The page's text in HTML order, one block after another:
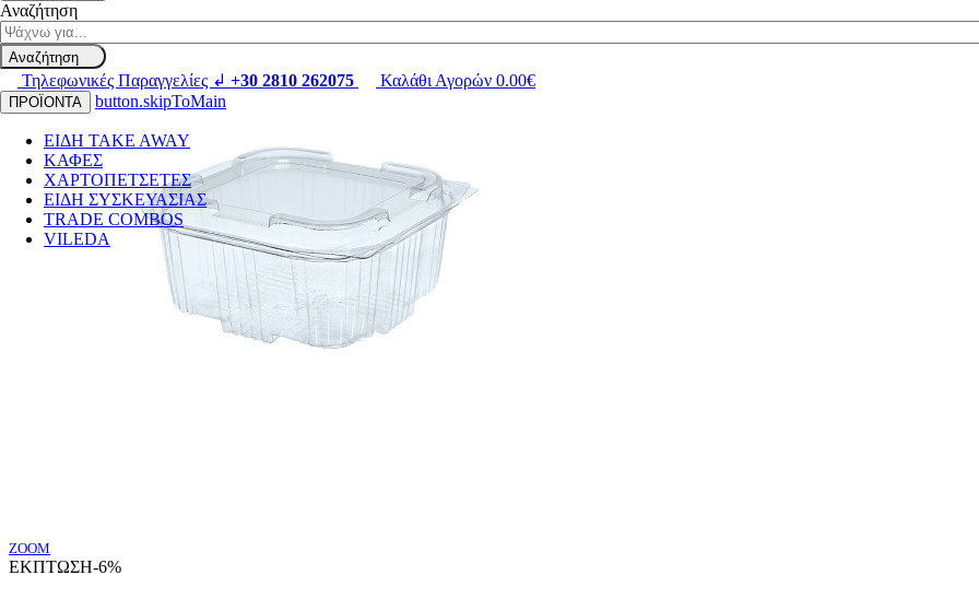
Αναζήτηση
Αναζήτηση
Τηλεφωνικές Παραγγελίες ↲ +30 2810 262075 Καλάθι Αγορών 0.00€
ΠΡΟΪΟΝΤΑ button.skipToMain
ΕΙΔΗ TAKE AWAY
ΚΑΦΕΣ
ΧΑΡΤΟΠΕΤΣΕΤΕΣ
ΕΙΔΗ ΣΥΣΚΕΥΑΣΙΑΣ
TRADE COMBOS
VILEDA
ZOOM
ΕΚΠΤΩΣΗ-6%